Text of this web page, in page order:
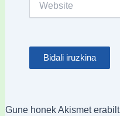
Gune honek Akismet